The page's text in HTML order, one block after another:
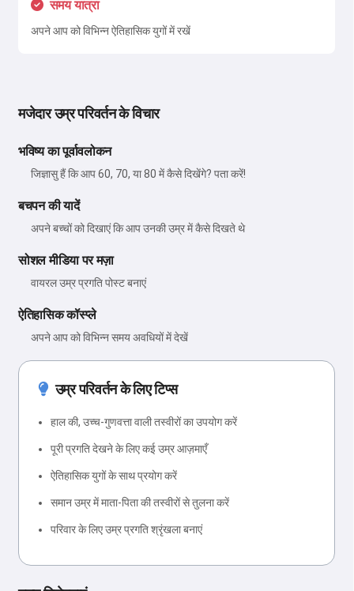
समय यात्रा
अपने आप को विभिन्न ऐतिहासिक युगों में रखें
मजेदार उम्र परिवर्तन के विचार
भविष्य का पूर्वावलोकन
जिज्ञासु हैं कि आप 60, 70, या 80 में कैसे दिखेंगे? पता करें!
बचपन की यादें
अपने बच्चों को दिखाएं कि आप उनकी उम्र में कैसे दिखते थे
सोशल मीडिया पर मज़ा
वायरल उम्र प्रगति पोस्ट बनाएं
ऐतिहासिक कॉस्प्ले
अपने आप को विभिन्न समय अवधियों में देखें
उम्र परिवर्तन के लिए टिप्स
हाल की, उच्च-गुणवत्ता वाली तस्वीरों का उपयोग करें
पूरी प्रगति देखने के लिए कई उम्र आज़माएँ
ऐतिहासिक युगों के साथ प्रयोग करें
समान उम्र में माता-पिता की तस्वीरों से तुलना करें
परिवार के लिए उम्र प्रगति श्रृंखला बनाएं